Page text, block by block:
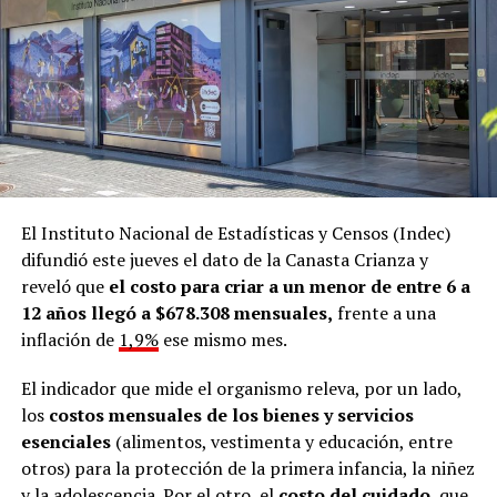
El Instituto Nacional de Estadísticas y Censos (Indec)
difundió este jueves el dato de la Canasta Crianza y
reveló que el costo para criar a un menor de entre 6 a
12 años llegó a $678.308 mensuales, frente a una
inflación de 1,9%ese mismo mes.
El indicador que mide el organismo releva, por un lado,
loscostos mensuales de los bienes y servicios
esenciales(alimentos, vestimenta y educación, entre
otros) para la protección de la primera infancia, la niñez